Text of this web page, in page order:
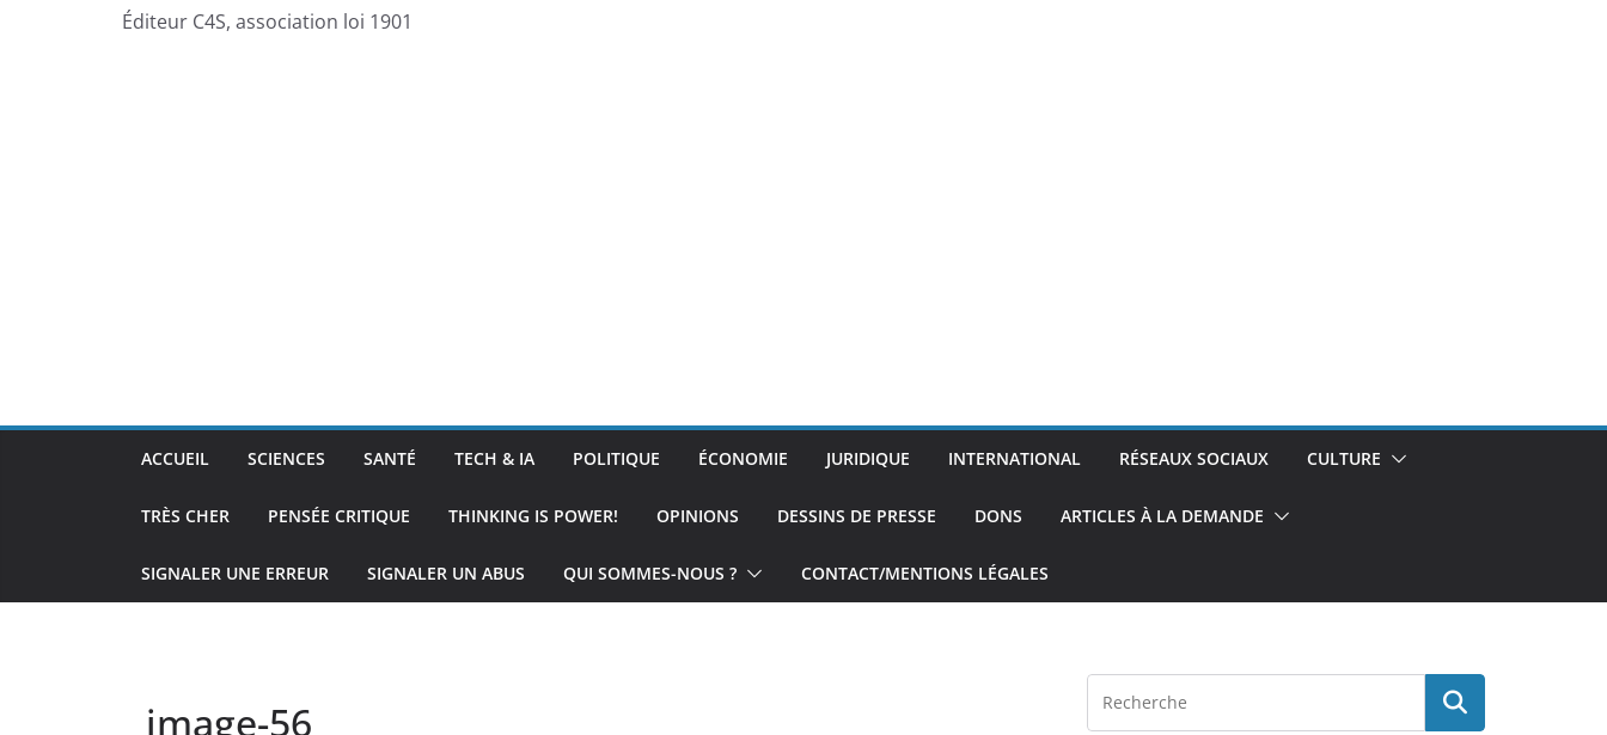
Éditeur C4S, association loi 1901
ACCUEIL SCIENCES SANTÉ TECH & IA POLITIQUE ÉCONOMIE JURIDIQUE INTERNATIONAL RÉSEAUX SOCIAUX CULTURE
TRÈS CHER PENSÉE CRITIQUE THINKING IS POWER! OPINIONS DESSINS DE PRESSE DONS ARTICLES À LA DEMANDE
SIGNALER UNE ERREUR SIGNALER UN ABUS QUI SOMMES-NOUS ? CONTACT/MENTIONS LÉGALES
image-56